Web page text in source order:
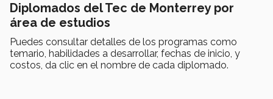
Diplomados del Tec de Monterrey por
área de estudios
Puedes consultar detalles de los programas como
temario, habilidades a desarrollar, fechas de inicio, y
costos, da clic en el nombre de cada diplomado.